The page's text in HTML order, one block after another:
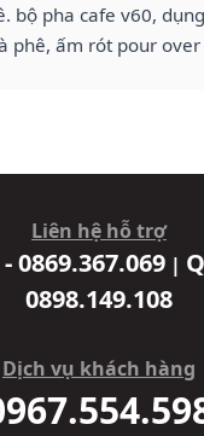
bộ pha cafe v60,
phê, ấm rót pour over
Liên hệ hỗ trợ
0869.367.069 |
0898.149.108
Dịch vụ khách hàng